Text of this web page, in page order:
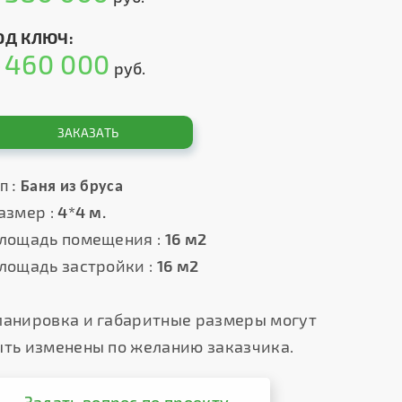
КЛЮЧ:
460 000 руб.
ЗАКАЗАТЬ
: Баня из бруса
: 4*4 м.
помещения : 16 м2
застройки : 16 м2
и габаритные размеры могут
изменены по желанию заказчика.